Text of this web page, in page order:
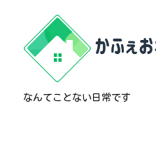
なんてことない日常です